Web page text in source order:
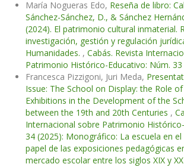
María Nogueras Edo, Reseña de libro:
Sánchez-Sánchez, D., & Sánchez
(2024). El patrimonio cultural inmaterial.
investigación, gestión y regulación
Humanidades. , Cabás. Revista
Patrimonio Histórico-Educativo: Núm. 33
Francesca Pizzigoni, Juri Meda,
Issue: The School on Display: the Role
Exhibitions in the Development of the
between the 19th and 20th Centuries ,
Internacional sobre Patrimonio
34 (2025): Monográfico: La escuela en el
papel de las exposiciones pedagógicas
mercado escolar entre los siglos XIX y XX